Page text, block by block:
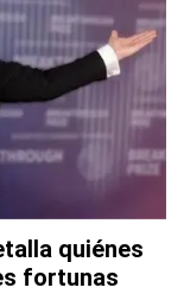
quiénes
fortunas